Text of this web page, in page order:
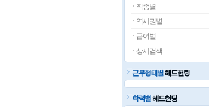
직종별
역세권별
급여별
상세검색